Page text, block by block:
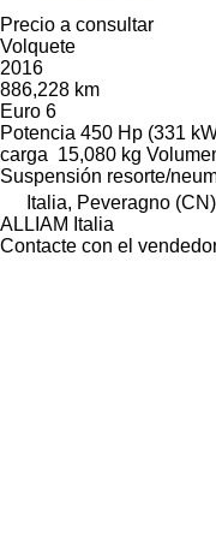
Precio a consultar
Volquete
2016
886,228 km
Euro 6
Potencia 450 Hp (331
carga 15,080 kg
Suspensión resorte/
Italia, Peveragno (CN)
ALLIAM Italia
Contacte con el